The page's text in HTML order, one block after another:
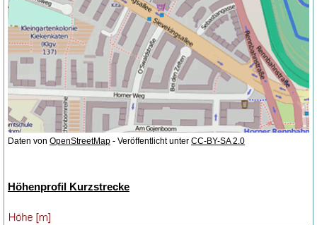
Daten von OpenStreetMap - Veröffentlicht unter CC-BY-SA 2.0
Höhenprofil Kurzstrecke